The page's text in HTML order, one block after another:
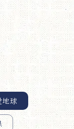
球